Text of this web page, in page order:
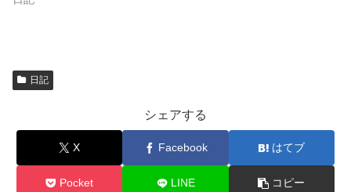
日記
シェアする
X Facebook はてブ
Pocket LINE コピー